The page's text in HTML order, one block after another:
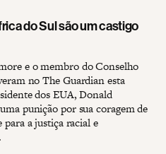
do Sul são um castigo
e o membro do Conselho
no The Guardian esta
dos EUA, Donald
punição por sua coragem de
a justiça racial e